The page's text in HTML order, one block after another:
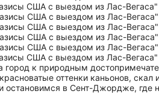
город к природным
оттенки каньонов,
остановимся в Сент-Джордже,